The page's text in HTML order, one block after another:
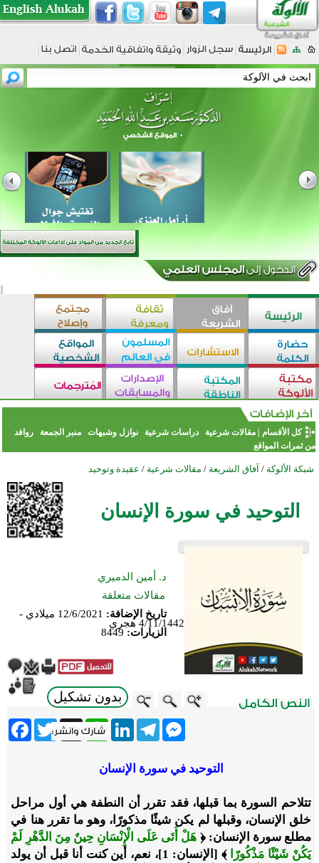
كل الأقسام |مقالات شرعية دراسات شرعية نوازل وشبهات منبر الجمعة
روافد
من ثمرات المواقع
شبكة الألوكة / آفاق الشريعة / مقالات شرعية / عقيدة وتوحيد
التوحيد في سورة الإنسان
د. أمين الدميري
مقالات متعلقة
تاريخ الإضافة:
12/6/2021 ميلادي -
4/11/1442 هجري
الزيارات: 8449
بدون تشكيل
Twitter X
WhatsApp
LinkedInTelegram
Messenger
التوحيد في سورة الإنسان
تتلاحم السورة بما قبلها، فقد تقرر أن النطفة هي أول مراحل
خلق الإنسان، وقبلها لم يكن شيئًا مذكورًا، وهو ما تقرر هنا في
مطلع سورة الإنسان: ﴿ هَلْ أَتَى عَلَى الْإِنْسَانِ حِينٌ مِنَ الدَّهْرِ لَمْ
يَكُنْ شَيْئًا مَذْكُورًا
﴾ [الإنسان: 1]، نعم، أين كنت أنا قبل أن يولد